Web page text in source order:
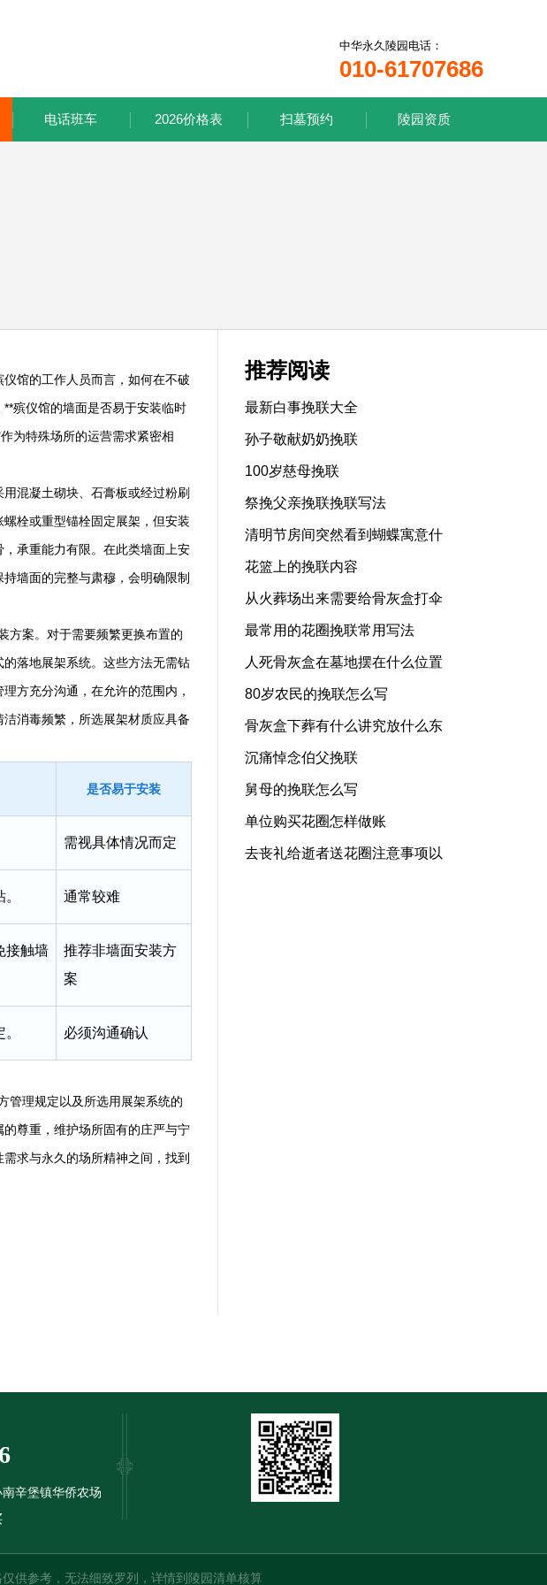
中华永久陵园电话：
010-61707686
电话班车 2026价格表 扫墓预约 陵园资质
馆的工作人员而言，如何在不破
殡仪馆的墙面是否易于安装临时
为特殊场所的运营需求紧密相
混凝土砌块、石膏板或经过粉刷
栓或重型锚栓固定展架，但安装
承重能力有限。在此类墙面上安
墙面的完整与肃穆，会明确限制
案。对于需要频繁更换布置的
落地展架系统。这些方法无需钻
方充分沟通，在允许的范围内，
消毒频繁，所选展架材质应具备
是否易于安装
需视具体情况而定
通常较难
接触墙
推荐非墙面安装方
案
必须沟通确认
理规定以及所选用展架系统的
尊重，维护场所固有的庄严与宁
求与永久的场所精神之间，找到
推荐阅读
最新白事挽联大全
孙子敬献奶奶挽联
100岁慈母挽联
祭挽父亲挽联挽联写法
清明节房间突然看到蝴蝶寓意什
花篮上的挽联内容
从火葬场出来需要给骨灰盒打伞
最常用的花圈挽联常用写法
人死骨灰盒在墓地摆在什么位置
80岁农民的挽联怎么写
骨灰盒下葬有什么讲究放什么东
沉痛悼念伯父挽联
舅母的挽联怎么写
单位购买花圈怎样做账
去丧礼给逝者送花圈注意事项以
辛堡镇华侨农场
供参考，无法细致罗列，详情到陵园清单核算